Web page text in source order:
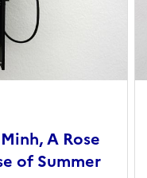
A Rose
of Summer